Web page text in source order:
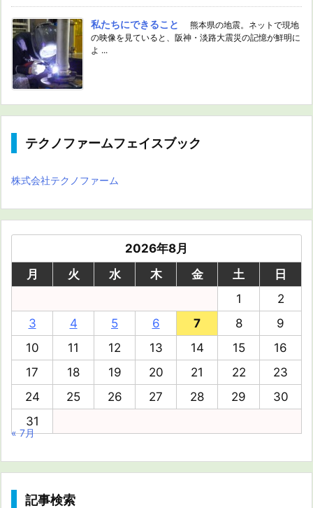
私たちにできること
熊本県の地震。ネットで現地
の映像を見ていると、阪神・淡路大震災の記憶が鮮明に
よ ...
テクノファームフェイスブック
株式会社テクノファーム
2026年8月
月
火 水 木 金 土
日
1
2
3
4 5 6 7 8
9
10
11 12 13 14 15
16
17
18 19 20 21 22
23
24
25 26 27 28 29
30
31
« 7月
記事検索